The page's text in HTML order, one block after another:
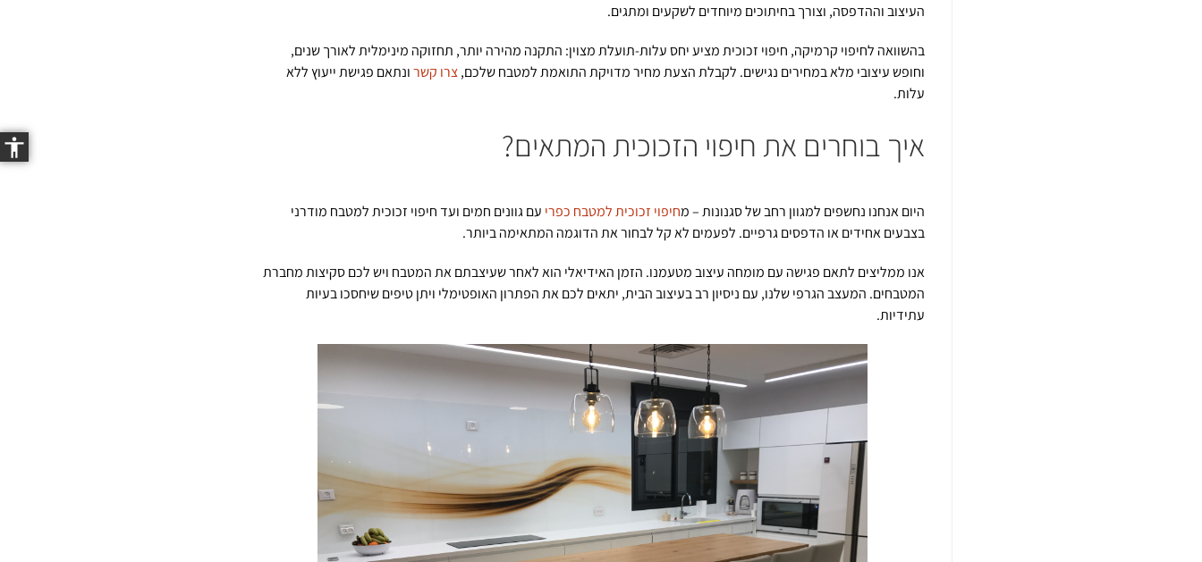
העיצוב וההדפסה, וצורך בחיתוכים מיוחדים לשקעים ומתגים.
בהשוואה לחיפוי קרמיקה, חיפוי זכוכית מציע יחס עלות-תועלת מצוין: התקנה מהירה יותר, תחזוקה מינימלית לאורך שנים,
וחופש עיצובי מלא במחירים נגישים. לקבלת הצעת מחיר מדויקת התואמת למטבח שלכם,צרו קשרונתאם פגישת ייעוץ ללא
עלות.
איך בוחרים את חיפוי הזכוכית המתאים?
היום אנחנו נחשפים למגוון רחב של סגנונות – מחיפוי זכוכית למטבח כפרי עם גוונים חמים ועד חיפוי זכוכית למטבח מודרני
בצבעים אחידים או הדפסים גרפיים. לפעמים לא קל לבחור את הדוגמה המתאימה ביותר.
אנו ממליצים לתאם פגישה עם מומחה עיצוב מטעמנו. הזמן האידיאלי הוא לאחר שעיצבתם את המטבח ויש לכם סקיצות מחברת
המטבחים. המעצב הגרפי שלנו, עם ניסיון רב בעיצוב הבית, יתאים לכם את הפתרון האופטימלי ויתן טיפים שיחסכו בעיות
עתידיות.